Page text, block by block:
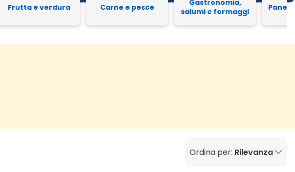
Frutta e verdura Carne e pesce
Gastronomia,
salumi e formaggi
Pane
Ordina per: Rilevanza